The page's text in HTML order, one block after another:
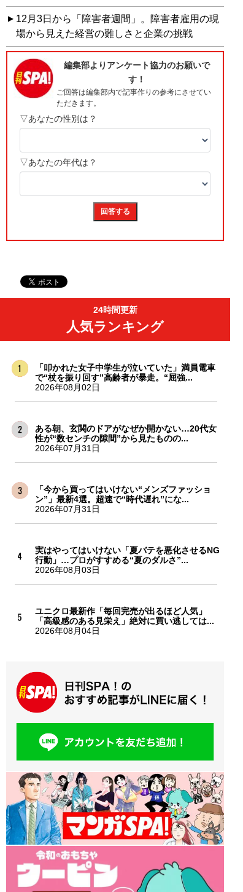
12月3日から「障害者週間」。障害者雇用の現
場から見えた経営の難しさと企業の挑戦
24時間更新
人気ランキング
「叩かれた女子中学生が泣いていた」満員電車
で“杖を振り回す”高齢者が暴走。“屈強...
2026年08月02日
ある朝、玄関のドアがなぜか開かない…20代女
性が“数センチの隙間”から見たものの...
2026年07月31日
「今から買ってはいけない“メンズファッショ
ン”」最新4選。超速で“時代遅れ”にな...
2026年07月31日
実はやってはいけない「夏バテを悪化させるNG
行動」…プロがすすめる“夏のダルさ”...
2026年08月03日
ユニクロ最新作「毎回完売が出るほど人気」
「高級感のある見栄え」絶対に買い逃しては...
2026年08月04日